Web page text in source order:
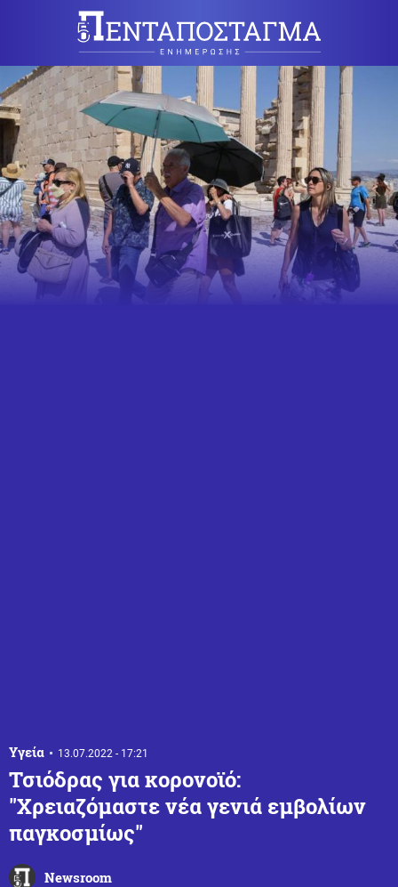
Υγεία 13.07.2022 - 17:21
Τσιόδρας για κορονοϊό:
"Χρειαζόμαστε νέα γενιά εμβολίων
παγκοσμίως"
Newsroom